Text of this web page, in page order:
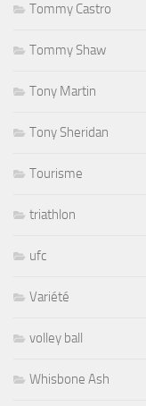
Tommy Castro
Tommy Shaw
Tony Martin
Tony Sheridan
Tourisme
triathlon
ufc
Variété
volley ball
Whisbone Ash